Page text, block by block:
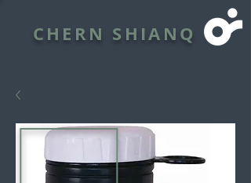
CHERN SHIANQ